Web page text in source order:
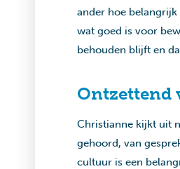
ander hoe
wat goed is voor
behouden blijft en
Ontzettend
Christianne kijkt uit
gehoord, van
cultuur is een